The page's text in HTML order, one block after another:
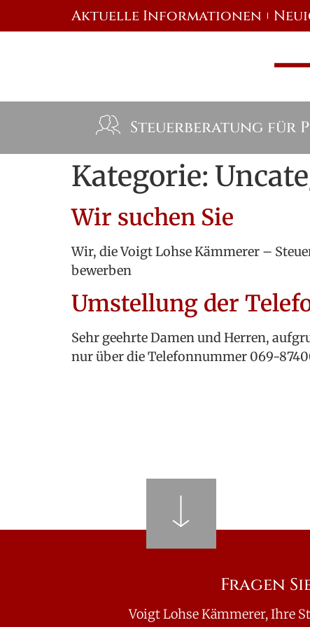
Aktuelle Informationen
Steuerberatung für
Kategorie:
Wir suchen Sie
Wir, die Voigt Lohse Kämmerer –
bewerben
Umstellung der
Sehr geehrte Damen und Herren,
nur über die Telefonnummer 069-
Fragen
Voigt Lohse Kämmerer, Ihre